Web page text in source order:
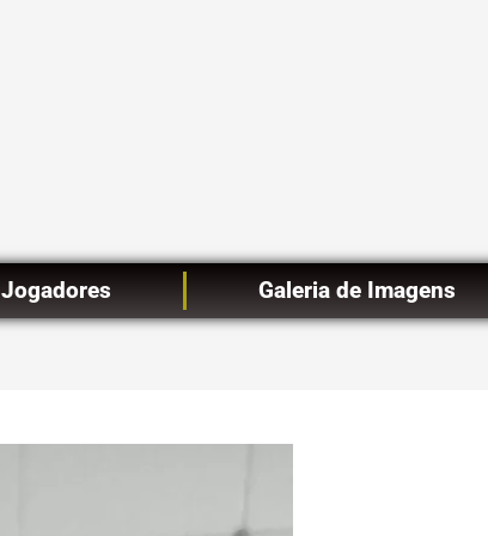
Jogadores Galeria de Imagens